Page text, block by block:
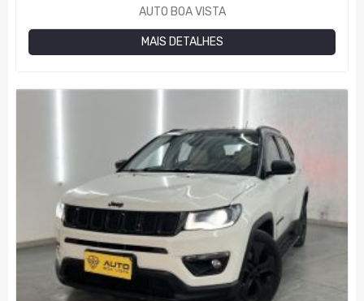
AUTO BOA VISTA
MAIS DETALHES